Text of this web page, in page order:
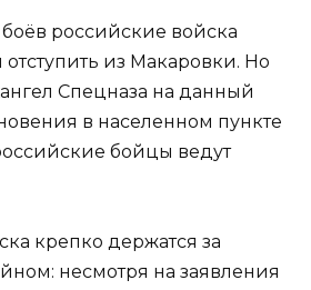
российские войска
из Макаровки. Но
Спецназа на данный
в населенном пункте
бойцы ведут
крепко держатся за
несмотря на заявления